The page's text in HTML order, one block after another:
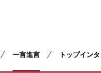
一言進言 トップイン